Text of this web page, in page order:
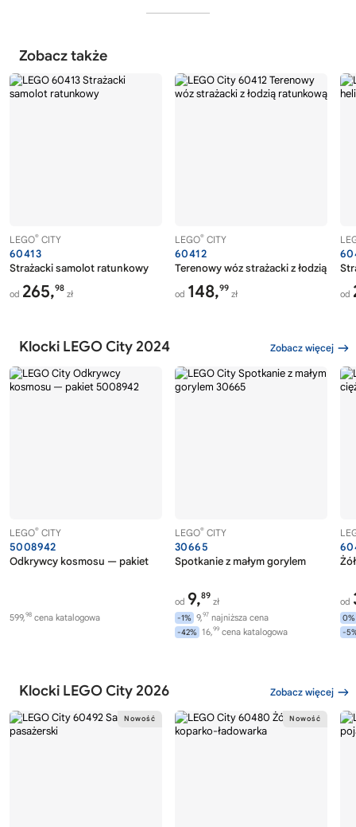
Zobacz także
LEGO® CITY
60413
Strażacki samolot ratunkowy
od 265,98
zł
LEGO® CITY
60412
Terenowy wóz strażacki z łodzią
od 148,99
zł od
Klocki LEGO City 2024 Zobacz więcej
LEGO® CITY
5008942
Odkrywcy kosmosu — pakiet
599,98 cena katalogowa
LEGO® CITY
30665
Spotkanie z małym gorylem
od 9,89
zł
-1% 9,97 najniższa cena
-42% 16,99 cena katalogowa
od
0%
-
Klocki LEGO City 2026 Zobacz więcej